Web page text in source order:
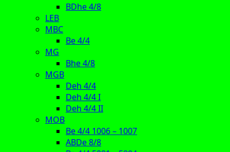
BDhe 4/8
LEB
MBC
Be 4/4
MG
Bhe 4/8
MGB
Deh 4/4
Deh 4/4 I
Deh 4/4 II
MOB
Be 4/4 1006 – 1007
ABDe 8/8